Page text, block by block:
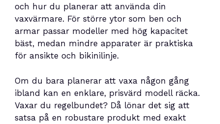
och hur du planerar att använda din
vaxvärmare. För större ytor som ben och
armar passar modeller med hög kapacitet
bäst, medan mindre apparater är praktiska
för ansikte och bikinilinje.
Om du bara planerar att vaxa någon gång
ibland kan en enklare, prisvärd modell räcka.
Vaxar du regelbundet? Då lönar det sig att
satsa på en robustare produkt med exakt